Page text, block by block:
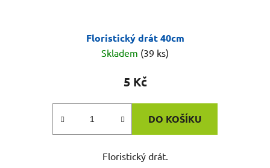
Floristický drát 40cm
Skladem (39 ks)
5 Kč
DO KOŠÍKU
Floristický drát.